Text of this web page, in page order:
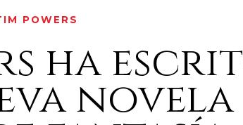
POWERS
ha
novela